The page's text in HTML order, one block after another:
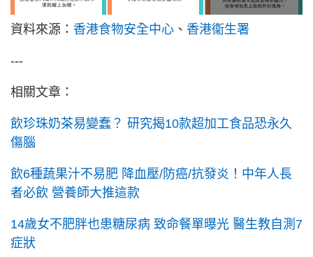
資料來源： 香港食物安全中心 、 香港衞生署
---
相關文章：
飲珍珠奶茶易變蠢？ 研究揭10款超加工食品恐永久
傷腦
飲6種蔬果汁不易肥 降血壓/防癌/抗發炎！中年人長
者必飲 營養師大推這款
14歲女不肥胖也患糖尿病 致命餐單曝光 醫生教自測7
症狀